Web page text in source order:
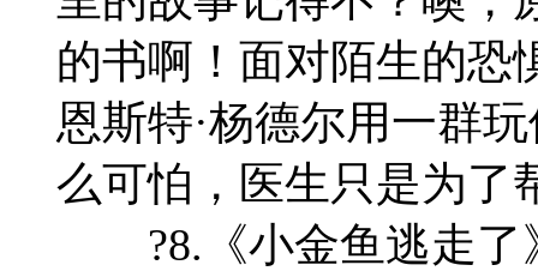
的书啊！面对陌生的恐
恩斯特·杨德尔用一群
么可怕，医生只是为了
?8.《小金鱼逃走了